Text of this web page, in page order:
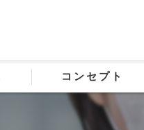
コンセプト